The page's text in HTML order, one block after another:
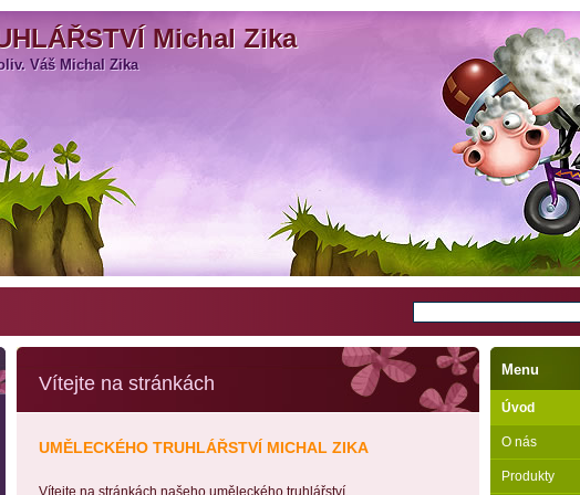
Michal Zika
Michal Zika
Váš Michal Zika
Váš Michal Zika
Vítejte na stránkách
UMĚLECKÉHO TRUHLÁŘSTVÍ MICHAL ZIKA
Vítejte na stránkách našeho uměleckého truhlářství.
Menu
Úvod
O nás
Produkty